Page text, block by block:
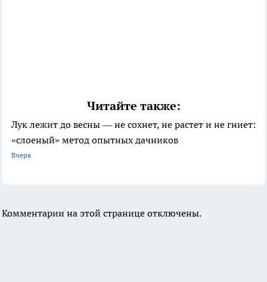
Читайте также:
Лук лежит до весны — не сохнет, не растет и не гниет:
«слоеный» метод опытных дачников
Вчера
Комментарии на этой странице отключены.